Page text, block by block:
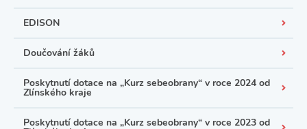
EDISON
Doučování žáků
Poskytnutí dotace na „Kurz sebeobrany“ v roce 2024 od
Zlínského kraje
Poskytnutí dotace na „Kurz sebeobrany“ v roce 2023 od